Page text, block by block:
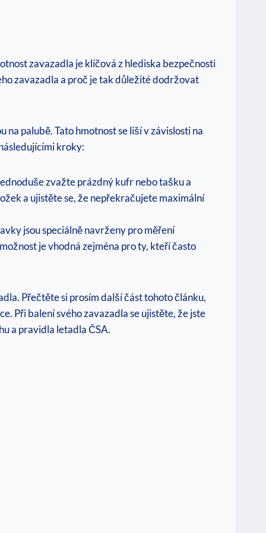
zavazadla je klíčová z hlediska bezpečnosti
zavazadla a proč je tak důležité dodržovat
palubě. Tato hmotnost se liší v závislosti na
kroky:
zvažte prázdný kufr nebo tašku a
a ujistěte se, že nepřekračujete maximální
jsou speciálně navrženy pro měření
je vhodná zejména pro ty, kteří často
Přečtěte si prosím další část tohoto článku,
Při balení svého zavazadla se ujistěte, že jste
a pravidla letadla ČSA.